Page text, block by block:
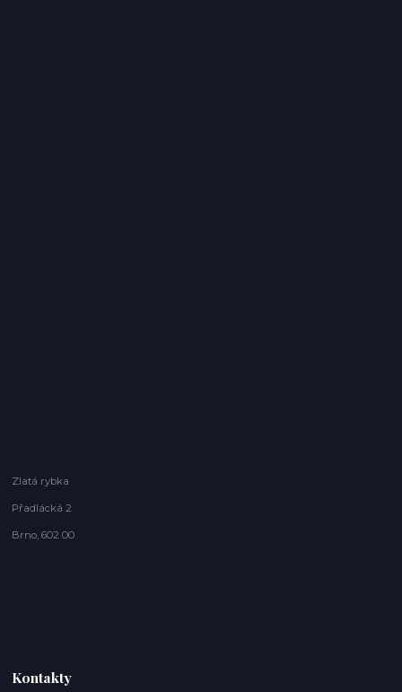
Zlatá rybka
Přadlácká 2
Brno, 602 00
Kontakty